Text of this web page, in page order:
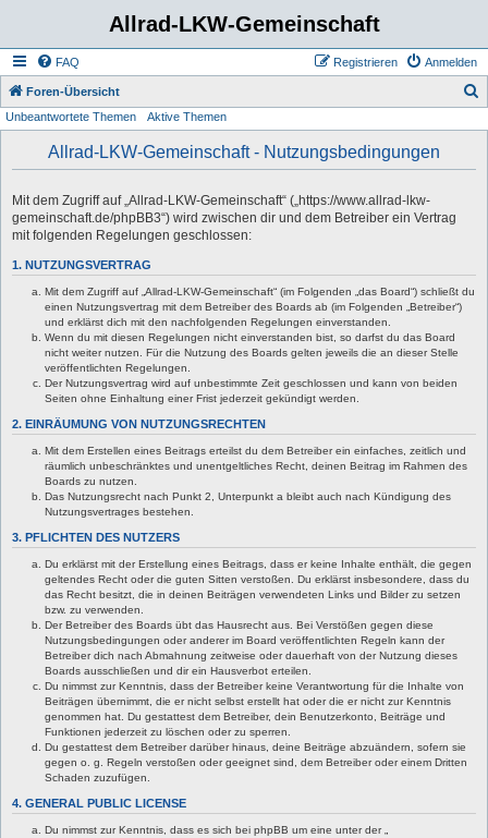
Allrad-LKW-Gemeinschaft
FAQ Anmelden
Registrieren
Foren-Übersicht
Unbeantwortete Themen Aktive Themen
Allrad-LKW-Gemeinschaft - Nutzungsbedingungen
Mit dem Zugriff auf „Allrad-LKW-Gemeinschaft“ („https://www.allrad-lkw-
gemeinschaft.de/phpBB3“) wird zwischen dir und dem Betreiber ein Vertrag
mit folgenden Regelungen geschlossen:
1. NUTZUNGSVERTRAG
Mit dem Zugriff auf „Allrad-LKW-Gemeinschaft“ (im Folgenden „das Board“) schließt du
einen Nutzungsvertrag mit dem Betreiber des Boards ab (im Folgenden „Betreiber“)
und erklärst dich mit den nachfolgenden Regelungen einverstanden.
Wenn du mit diesen Regelungen nicht einverstanden bist, so darfst du das Board
nicht weiter nutzen. Für die Nutzung des Boards gelten jeweils die an dieser Stelle
veröffentlichten Regelungen.
Der Nutzungsvertrag wird auf unbestimmte Zeit geschlossen und kann von beiden
Seiten ohne Einhaltung einer Frist jederzeit gekündigt werden.
2. EINRÄUMUNG VON NUTZUNGSRECHTEN
Mit dem Erstellen eines Beitrags erteilst du dem Betreiber ein einfaches, zeitlich und
räumlich unbeschränktes und unentgeltliches Recht, deinen Beitrag im Rahmen des
Boards zu nutzen.
Das Nutzungsrecht nach Punkt 2, Unterpunkt a bleibt auch nach Kündigung des
Nutzungsvertrages bestehen.
3. PFLICHTEN DES NUTZERS
Du erklärst mit der Erstellung eines Beitrags, dass er keine Inhalte enthält, die gegen
geltendes Recht oder die guten Sitten verstoßen. Du erklärst insbesondere, dass du
das Recht besitzt, die in deinen Beiträgen verwendeten Links und Bilder zu setzen
bzw. zu verwenden.
Der Betreiber des Boards übt das Hausrecht aus. Bei Verstößen gegen diese
Nutzungsbedingungen oder anderer im Board veröffentlichten Regeln kann der
Betreiber dich nach Abmahnung zeitweise oder dauerhaft von der Nutzung dieses
Boards ausschließen und dir ein Hausverbot erteilen.
Du nimmst zur Kenntnis, dass der Betreiber keine Verantwortung für die Inhalte von
Beiträgen übernimmt, die er nicht selbst erstellt hat oder die er nicht zur Kenntnis
genommen hat. Du gestattest dem Betreiber, dein Benutzerkonto, Beiträge und
Funktionen jederzeit zu löschen oder zu sperren.
Du gestattest dem Betreiber darüber hinaus, deine Beiträge abzuändern, sofern sie
gegen o. g. Regeln verstoßen oder geeignet sind, dem Betreiber oder einem Dritten
Schaden zuzufügen.
4. GENERAL PUBLIC LICENSE
Du nimmst zur Kenntnis, dass es sich bei phpBB um eine unter der „